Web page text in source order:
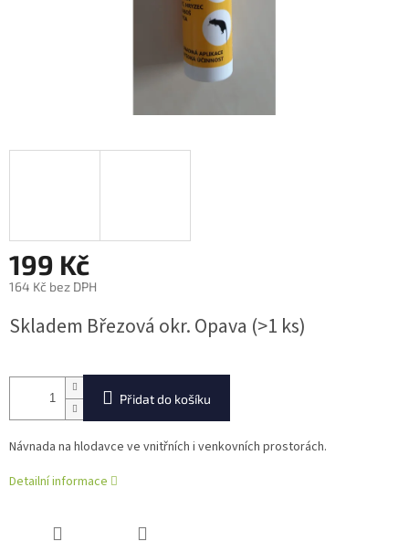
199 Kč
164 Kč bez DPH
cena:
Skladem Březová okr. Opava (>1 ks)
Přidat do košíku
Návnada na hlodavce ve vnitřních i venkovních prostorách.
Detailní informace